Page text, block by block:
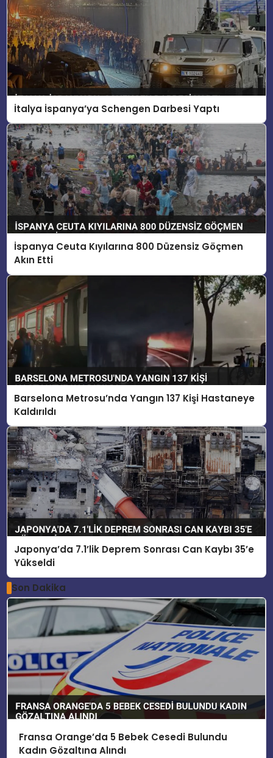
İtalya İspanya’ya Schengen Darbesi Yaptı
İspanya Ceuta Kıyılarına 800 Düzensiz Göçmen
Akın Etti
Barselona Metrosu’nda Yangın 137 Kişi Hastaneye
Kaldırıldı
Japonya’da 7.1’lik Deprem Sonrası Can Kaybı 35’e
Yükseldi
Son Dakika
Fransa Orange’da 5 Bebek Cesedi Bulundu
Kadın Gözaltına Alındı